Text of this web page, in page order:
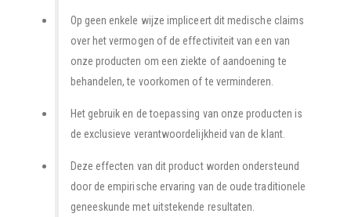
Op geen enkele wijze impliceert dit medische claims
over het vermogen of de effectiviteit van een van
onze producten om een ziekte of aandoening te
behandelen, te voorkomen of te verminderen.
Het gebruik en de toepassing van onze producten is
de exclusieve verantwoordelijkheid van de klant.
Deze effecten van dit product worden ondersteund
door de empirische ervaring van de oude traditionele
geneeskunde met uitstekende resultaten.